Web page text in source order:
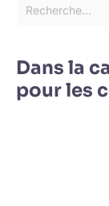
Dans la
pour les